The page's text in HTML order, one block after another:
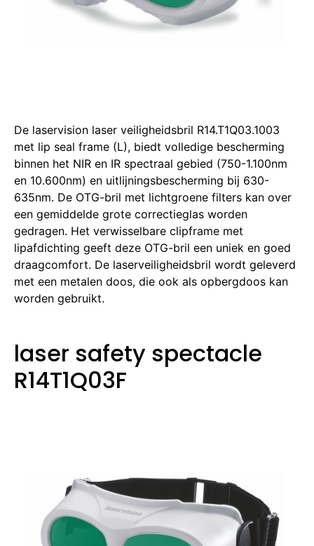
De laservision laser veiligheidsbril R14.T1Q03.1003
met lip seal frame (L), biedt volledige bescherming
binnen het NIR en IR spectraal gebied (750-1.100nm
en 10.600nm) en uitlijningsbescherming bij 630-
635nm. De OTG-bril met lichtgroene filters kan over
een gemiddelde grote correctieglas worden
gedragen. Het verwisselbare clipframe met
lipafdichting geeft deze OTG-bril een uniek en goed
draagcomfort. De laserveiligheidsbril wordt geleverd
met een metalen doos, die ook als opbergdoos kan
worden gebruikt.
laser safety spectacle
R14T1Q03F